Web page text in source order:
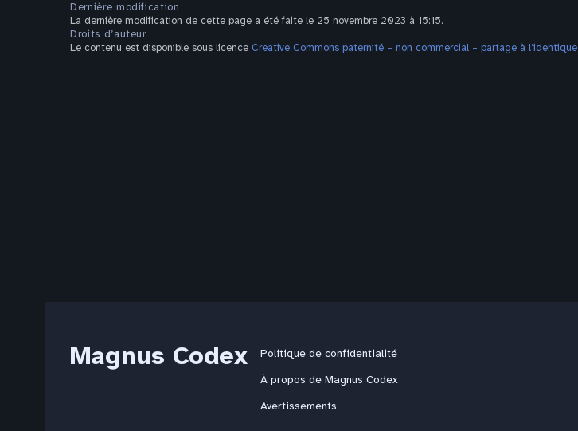
Dernière modification
La dernière modification de cette page a été faite le 25 novembre 2023 à 15:15.
Droits d’auteur
Le contenu est disponible sous licence Creative Commons paternité – non commercial – partage à l’identique
Magnus Codex
Politique de confidentialité
À propos de Magnus Codex
Avertissements